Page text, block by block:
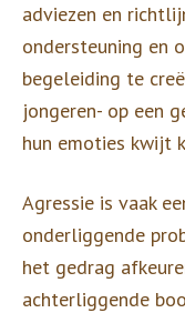
adviezen en
ondersteuning en
begeleiding te
jongeren- op een
hun emoties kwijt
Agressie is vaak
onderliggende
het gedrag
achterliggende